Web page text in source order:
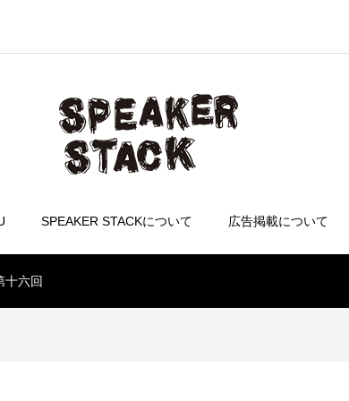
SPEAKER STACKについて 広告掲載について
十六回